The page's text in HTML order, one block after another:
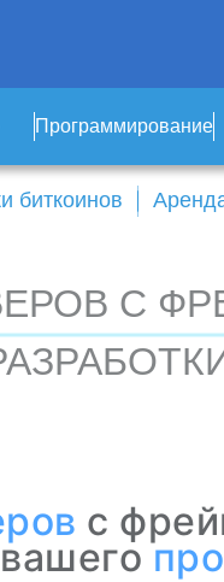
Программирование
биткоинов
С
с